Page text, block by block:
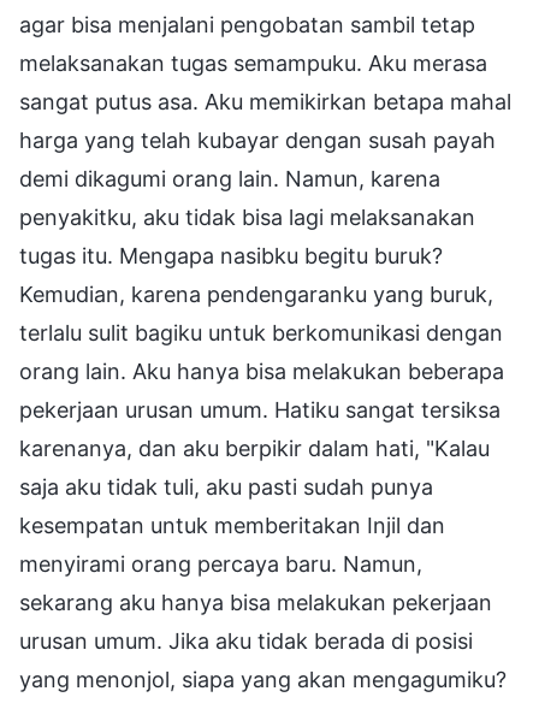
agar bisa menjalani pengobatan sambil tetap
melaksanakan tugas semampuku. Aku merasa
sangat putus asa. Aku memikirkan betapa mahal
harga yang telah kubayar dengan susah payah
demi dikagumi orang lain. Namun, karena
penyakitku, aku tidak bisa lagi melaksanakan
tugas itu. Mengapa nasibku begitu buruk?
Kemudian, karena pendengaranku yang buruk,
terlalu sulit bagiku untuk berkomunikasi dengan
orang lain. Aku hanya bisa melakukan beberapa
pekerjaan urusan umum. Hatiku sangat tersiksa
karenanya, dan aku berpikir dalam hati, "Kalau
saja aku tidak tuli, aku pasti sudah punya
kesempatan untuk memberitakan Injil dan
menyirami orang percaya baru. Namun,
sekarang aku hanya bisa melakukan pekerjaan
urusan umum. Jika aku tidak berada di posisi
yang menonjol, siapa yang akan mengagumiku?